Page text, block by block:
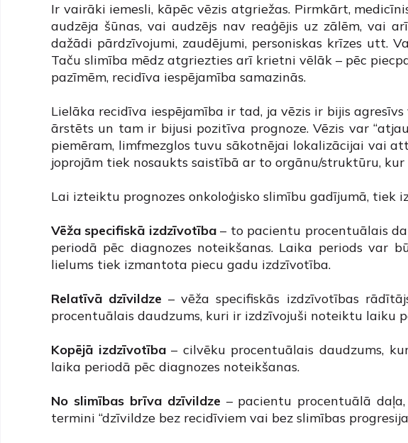
Ir vairāki iemesli, kāpēc vēzis atgriežas. Pirmkārt,
audzēja šūnas, vai audzējs nav reaģējis uz zālēm, vai
dažādi pārdzīvojumi, zaudējumi, personiskas krīzes utt.
Taču slimība mēdz atgriezties arī krietni vēlāk – pēc
pazīmēm, recidīva iespējamība samazinās.
Lielāka recidīva iespējamība ir tad, ja vēzis ir bijis
ārstēts un tam ir bijusi pozitīva prognoze. Vēzis var
piemēram, limfmezglos tuvu sākotnējai lokalizācijai vai
joprojām tiek nosaukts saistībā ar to orgānu/struktūru,
Lai izteiktu prognozes onkoloģisko slimību gadījumā, tiek
Vēža specifiskā izdzīvotība– to pacientu procentuālais
periodā pēc diagnozes noteikšanas. Laika periods var
lielums tiek izmantota piecu gadu izdzīvotība.
Relatīvā dzīvildze – vēža specifiskās izdzīvotības
procentuālais daudzums, kuri ir izdzīvojuši noteiktu laiku
Kopējā izdzīvotība– cilvēku procentuālais daudzums,
laika periodā pēc diagnozes noteikšanas.
No slimības brīva dzīvildze – pacientu procentuālā
termini “dzīvildze bez recidīviem vai bez slimības